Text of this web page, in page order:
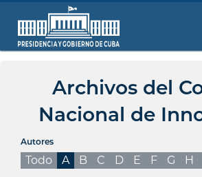
Archivos del
Nacional de
Autores
Todo A B C D E F G H